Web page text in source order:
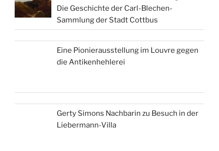
Die Geschichte der Carl-Blechen-
Sammlung der Stadt Cottbus
Eine Pionierausstellung im Louvre gegen
die Antikenhehlerei
Gerty Simons Nachbarin zu Besuch in der
Liebermann-Villa